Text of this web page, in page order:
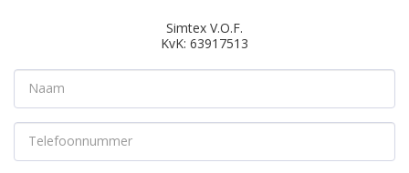
Simtex V.O.F.
KvK: 63917513